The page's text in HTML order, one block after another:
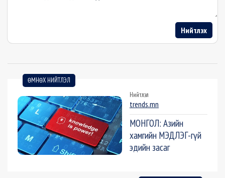
Нийтлэх
ӨМНӨХ НИЙТЛЭЛ
Нийтлэл
trends.mn
МОНГОЛ: Азийн
хамгийн МЭДЛЭГ-гүй
эдийн засаг